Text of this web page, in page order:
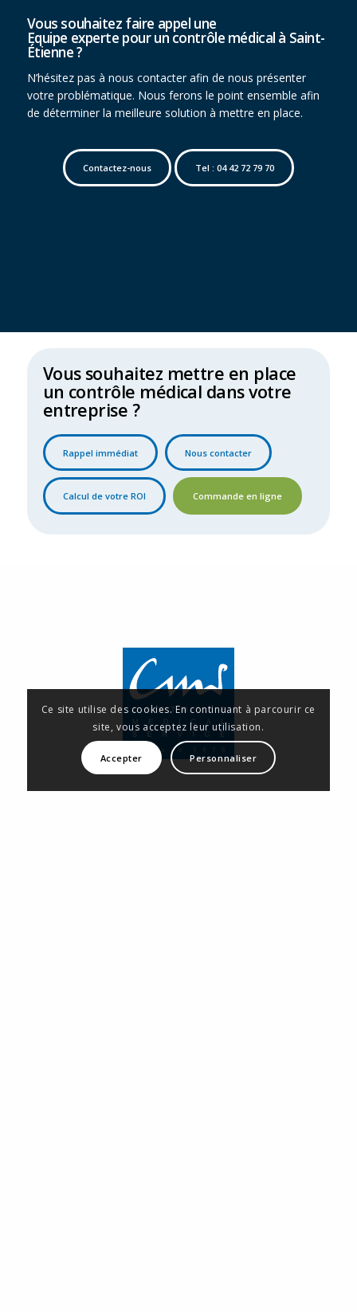
Vous souhaitez faire appel une
Equipe experte pour un contrôle médical à Saint-
Étienne ?
N’hésitez pas à nous contacter afin de nous présenter
votre problématique. Nous ferons le point ensemble afin
de déterminer la meilleure solution à mettre en place.
Contactez-nous Tel : 04 42 72 79 70
Vous souhaitez mettre en place
un contrôle médical dans votre
entreprise ?
Rappel immédiat Nous contacter
Calcul de votre ROI Commande en ligne
Ce site utilise des cookies. En continuant à parcourir ce
site, vous acceptez leur utilisation.
Accepter Personnaliser